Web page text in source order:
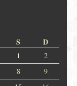
S D
1
2
8
9